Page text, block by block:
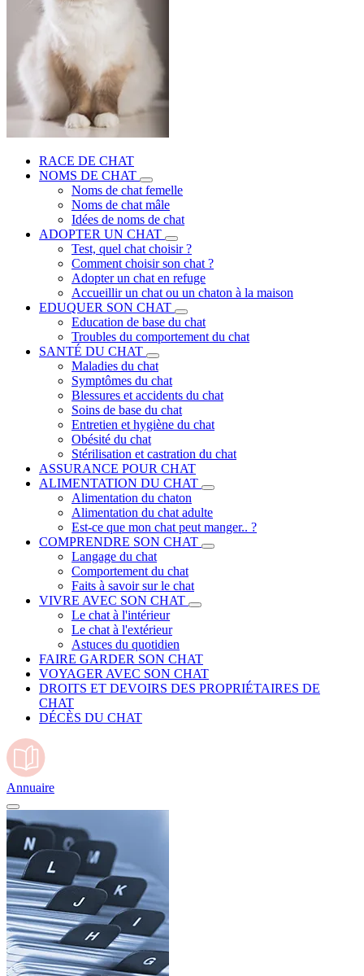
RACE DE CHAT
NOMS DE CHAT
Noms de chat femelle
Noms de chat mâle
Idées de noms de chat
ADOPTER UN CHAT
Test, quel chat choisir ?
Comment choisir son chat ?
Adopter un chat en refuge
Accueillir un chat ou un chaton à la maison
EDUQUER SON CHAT
Education de base du chat
Troubles du comportement du chat
SANTÉ DU CHAT
Maladies du chat
Symptômes du chat
Blessures et accidents du chat
Soins de base du chat
Entretien et hygiène du chat
Obésité du chat
Stérilisation et castration du chat
ASSURANCE POUR CHAT
ALIMENTATION DU CHAT
Alimentation du chaton
Alimentation du chat adulte
Est-ce que mon chat peut manger.. ?
COMPRENDRE SON CHAT
Langage du chat
Comportement du chat
Faits à savoir sur le chat
VIVRE AVEC SON CHAT
Le chat à l'intérieur
Le chat à l'extérieur
Astuces du quotidien
FAIRE GARDER SON CHAT
VOYAGER AVEC SON CHAT
DROITS ET DEVOIRS DES PROPRIÉTAIRES DE
CHAT
DÉCÈS DU CHAT
Annuaire